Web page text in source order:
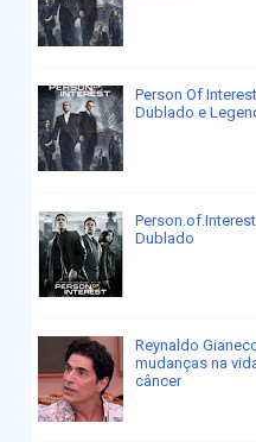
Person Of
Dublado e
Dublado
Reynaldo
mudanças na
câncer